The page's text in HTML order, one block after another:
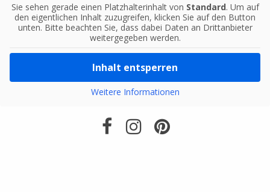
Sie sehen gerade einen Platzhalterinhalt von Standard. Um auf
den eigentlichen Inhalt zuzugreifen, klicken Sie auf den Button
unten. Bitte beachten Sie, dass dabei Daten an Drittanbieter
weitergegeben werden.
Inhalt entsperren
Weitere Informationen